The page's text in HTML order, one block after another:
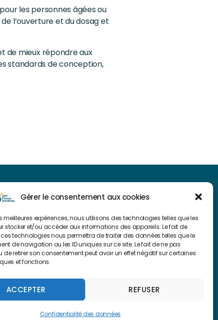
Gérer le consentement aux cookies
meilleures expériences, nous utilisons des technologies telles que les
stocker et/ou accéder aux informations des appareils. Le fait de
technologies nous permettra de traiter des données telles que le
de navigation ou les ID uniques sur ce site. Le fait de ne pas
de retirer son consentement peut avoir un effet négatif sur certaines
et fonctions.
ACCEPTER REFUSER
Confidentialité des données
les personnes âgées ou
l’ouverture et du dosag et
de mieux répondre aux
standards de conception,
NAVIGUER SUR NOTRE SITE
FAIRE UN DON
Confidentialité des données